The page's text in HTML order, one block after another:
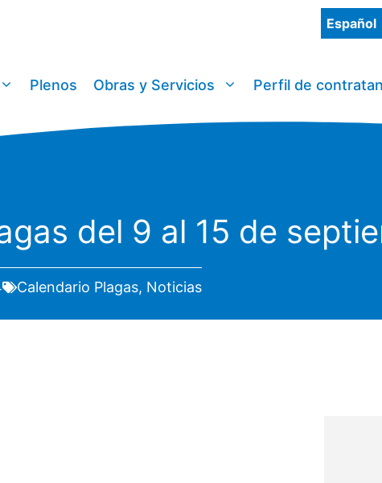
Español
Plenos Obras y Servicios Perfil de
del 9 al 15 de
Calendario Plagas, Noticias